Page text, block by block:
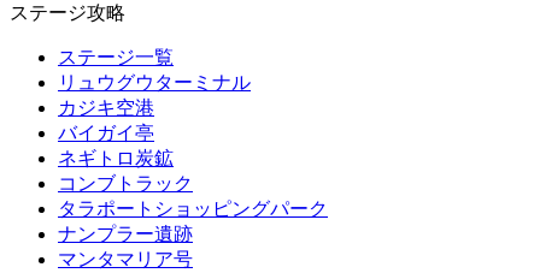
ステージ攻略
ステージ一覧
リュウグウターミナル
カジキ空港
バイガイ亭
ネギトロ炭鉱
コンブトラック
タラポートショッピングパーク
ナンプラー遺跡
マンタマリア号